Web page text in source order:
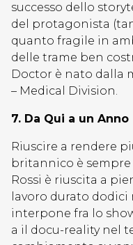
successo dello
del protagonista
quanto fragile in
delle trame ben
Doctor è nato dalla
– Medical Division.
7. Da Qui a un Anno
Riuscire a rendere
britannico è sempre
Rossi è riuscita a
lavoro durato
interpone fra lo
a il docu-reality nel